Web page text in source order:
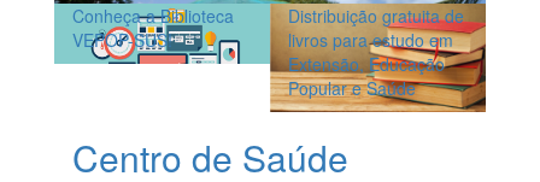
Conheça a Biblioteca
VEPOP-SUS!
Distribuição gratuita de
livros para estudo em
Extensão, Educação
Popular e Saúde
Centro de Saúde